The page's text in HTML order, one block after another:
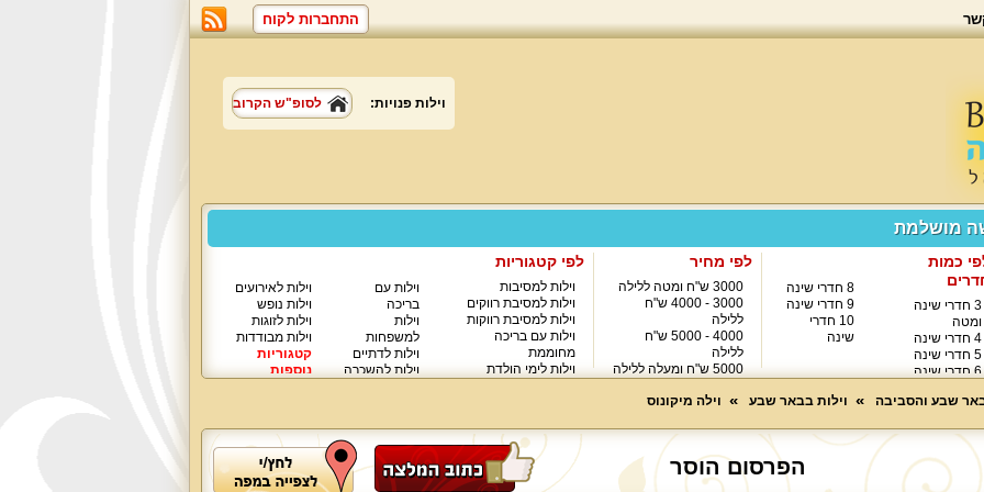
התחברות לקוח
וילות פנויות: לסופ"ש הקרוב
מושלמת
כמות
3 חדרי שינה
ומטה
4 חדרי שינה
5 חדרי שינה
6 חדרי שינה
8 חדרי שינה
9 חדרי שינה
10 חדרי
שינה
לפי מחיר
3000 ש"ח ומטה ללילה
3000 - 4000 ש"ח
ללילה
4000 - 5000 ש"ח
ללילה
5000 ש"ח ומעלה ללילה
לפי קטגוריות
וילות למסיבות
וילות למסיבת רווקים
וילות למסיבת רווקות
וילות עם בריכה
מחוממת
וילות לימי הולדת
וילות עם
בריכה
וילות
למשפחות
וילות לדתיים
וילות להשכרה
וילות לאירועים
וילות נופש
וילות לזוגות
וילות מבודדות
קטגוריות
נוספות
שבע והסביבה
וילות בבאר שבע וילה מיקונוס
הפרסום הוסר